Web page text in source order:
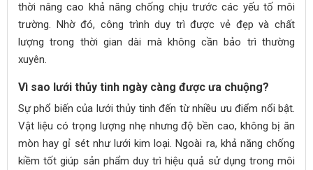
thời nâng cao khả năng chống chịu trước các yếu tố môi
trường. Nhờ đó, công trình duy trì được vẻ đẹp và chất
lượng trong thời gian dài mà không cần bảo trì thường
xuyên.
Vì sao lưới thủy tinh ngày càng được ưa chuộng?
Sự phổ biến của lưới thủy tinh đến từ nhiều ưu điểm nổi bật.
Vật liệu có trọng lượng nhẹ nhưng độ bền cao, không bị ăn
mòn hay gỉ sét như lưới kim loại. Ngoài ra, khả năng chống
kiềm tốt giúp sản phẩm duy trì hiệu quả sử dụng trong môi